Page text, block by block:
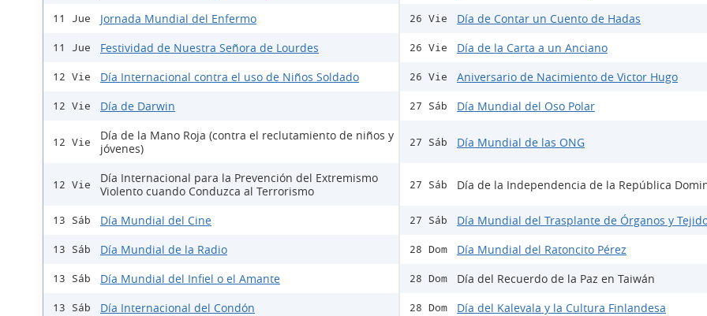
11 Jue Jornada Mundial del Enfermo
11 Jue Festividad de Nuestra Señora de Lourdes
12 Vie Día Internacional contra el uso de Niños Soldado
12 Vie Día de Darwin
12 Vie
Día de la Mano Roja (contra el reclutamiento de niños y
jóvenes)
12 Vie
Día Internacional para la Prevención del Extremismo
Violento cuando Conduzca al Terrorismo
13 Sáb Día Mundial del Cine
13 Sáb Día Mundial de la Radio
13 Sáb Día Mundial del Infiel o el Amante
13 Sáb Día Internacional del Condón
26 Vie Día de Contar un Cuento de Hadas
26 Vie Día de la Carta a un Anciano
26 Vie Aniversario de Nacimiento de Victor Hugo
27 Sáb Día Mundial del Oso Polar
27 Sáb Día Mundial de las ONG
27 Sáb Día de la Independencia de la República
27 Sáb Día Mundial del Trasplante de Órganos y
28 Dom Día Mundial del Ratoncito Pérez
28 Dom Día del Recuerdo de la Paz en Taiwán
28 Dom Día del Kalevala y la Cultura Finlandesa